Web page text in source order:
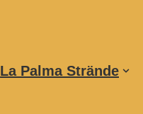
La Palma Strände